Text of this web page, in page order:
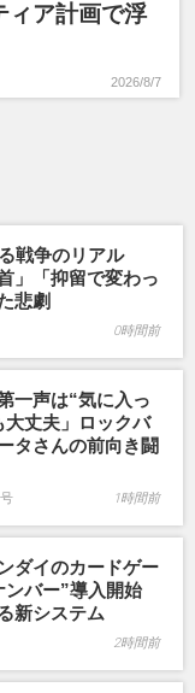
ィア計画で浮
2026/8/7
戦争のリアル
」「抑留で変わっ
悲劇
0時間前
一声は“気に入っ
大丈夫」ロックバ
タさんの前向き闘
1時間前
ダイのカードゲー
ンバー”導入開始
新システム
2時間前